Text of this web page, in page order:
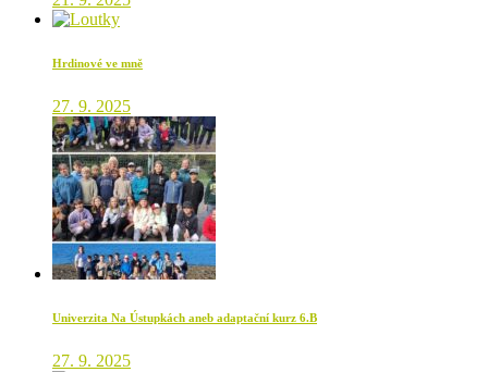
Hrdinové ve mně
27. 9. 2025
Univerzita Na Ústupkách aneb adaptační kurz 6.B
27. 9. 2025